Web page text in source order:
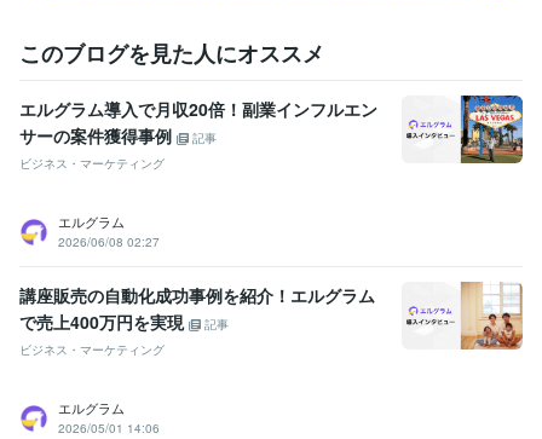
このブログを見た人にオススメ
エルグラム導入で月収20倍！副業インフルエン
サーの案件獲得事例
記事
ビジネス・マーケティング
エルグラム
2026/06/08 02:27
講座販売の自動化成功事例を紹介！エルグラム
で売上400万円を実現
記事
ビジネス・マーケティング
エルグラム
2026/05/01 14:06